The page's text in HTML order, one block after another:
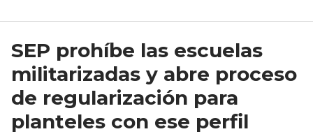
SEP prohíbe las escuelas
militarizadas y abre proceso
de regularización para
planteles con ese perfil